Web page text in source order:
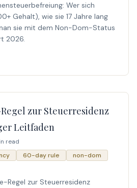
Wer sich
Gehalt), wie sie 17 Jahre lang
sie mit dem Non-Dom-Status
2026.
zur Steuerresidenz
Leitfaden
read
60-day rule
non-dom
Regel zur Steuerresidenz